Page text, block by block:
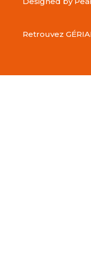
Retrouvez